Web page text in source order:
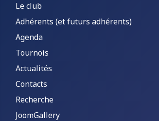
Le club
Adhérents (et futurs adhérents)
Agenda
Tournois
Actualités
Contacts
Recherche
JoomGallery